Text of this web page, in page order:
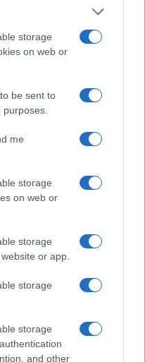
storage
on web or
be sent to
me
storage
on web or
storage
or app.
storage
storage
and other
strategie e